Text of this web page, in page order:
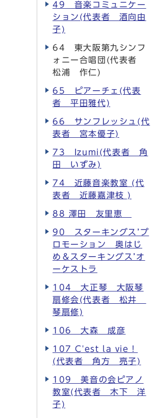
49 音楽コミュニケー
ション(代表者 酒向由
子)
64 東大阪第九シンフ
ォニー合唱団(代表者
松浦 作仁)
65 ピアーチェ(代表
者 平田雅代)
66 サンフレッシュ(代
表者 宮本優子)
73 Izumi(代表者 角
田 いずみ)
74 近藤音楽教室 (代
表者 近藤嘉津枝 )
88 澤田 友里恵
90 スターキングス’プ
ロモーション 奥はじ
め＆スターキングス’オ
ーケストラ
104 大正琴 大阪琴
扇修会(代表者 松井
琴扇修)
106 大森 成彦
107 C'est la vie！
(代表者 角方 亮子)
109 美音の会ピアノ
教室(代表者 木下 洋
子)